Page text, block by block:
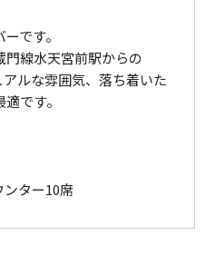
です。
門線水天宮前駅からの
ルな雰囲気、落ち着いた
です。
ター10席